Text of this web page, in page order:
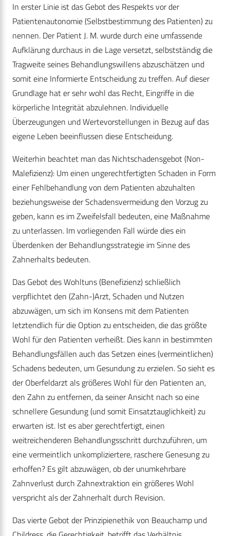
In erster Linie ist das Gebot des Respekts vor der
Patientenautonomie (Selbstbestimmung des Patienten) zu
nennen. Der Patient J. M. wurde durch eine umfassende
Aufklärung durchaus in die Lage versetzt, selbstständig die
Tragweite seines Behandlungswillens abzuschätzen und
somit eine Informierte Entscheidung zu treffen. Auf dieser
Grundlage hat er sehr wohl das Recht, Eingriffe in die
körperliche Integrität abzulehnen. Individuelle
Überzeugungen und Wertevorstellungen in Bezug auf das
eigene Leben beeinflussen diese Entscheidung.
Weiterhin beachtet man das Nichtschadensgebot (Non-
Malefizienz): Um einen ungerechtfertigten Schaden in Form
einer Fehlbehandlung von dem Patienten abzuhalten
beziehungsweise der Schadensvermeidung den Vorzug zu
geben, kann es im Zweifelsfall bedeuten, eine Maßnahme
zu unterlassen. Im vorliegenden Fall würde dies ein
Überdenken der Behandlungsstrategie im Sinne des
Zahnerhalts bedeuten.
Das Gebot des Wohltuns (Benefizienz) schließlich
verpflichtet den (Zahn-)Arzt, Schaden und Nutzen
abzuwägen, um sich im Konsens mit dem Patienten
letztendlich für die Option zu entscheiden, die das größte
Wohl für den Patienten verheißt. Dies kann in bestimmten
Behandlungsfällen auch das Setzen eines (vermeintlichen)
Schadens bedeuten, um Gesundung zu erzielen. So sieht es
der Oberfeldarzt als größeres Wohl für den Patienten an,
den Zahn zu entfernen, da seiner Ansicht nach so eine
schnellere Gesundung (und somit Einsatztauglichkeit) zu
erwarten ist. Ist es aber gerechtfertigt, einen
weitreichenderen Behandlungsschritt durchzuführen, um
eine vermeintlich unkompliziertere, raschere Genesung zu
erhoffen? Es gilt abzuwägen, ob der unumkehrbare
Zahnverlust durch Zahnextraktion ein größeres Wohl
verspricht als der Zahnerhalt durch Revision.
Das vierte Gebot der Prinzipienethik von Beauchamp und